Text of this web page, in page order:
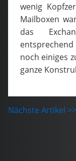
wenig
Mailboxen
das
noch einiges
ganze
Nächste Artikel >>